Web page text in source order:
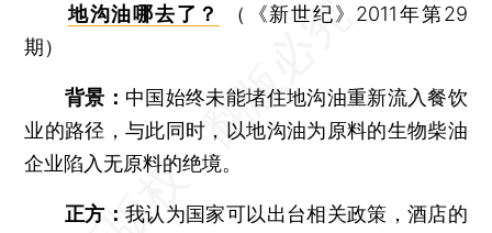
地沟油哪去了？
（《新世纪》2011年第29
期）
背景： 中国始终未能堵住地沟油重新流入餐饮
业的路径，与此同时，以地沟油为原料的生物柴油
企业陷入无原料的绝境。
正方：我认为国家可以出台相关政策，酒店的